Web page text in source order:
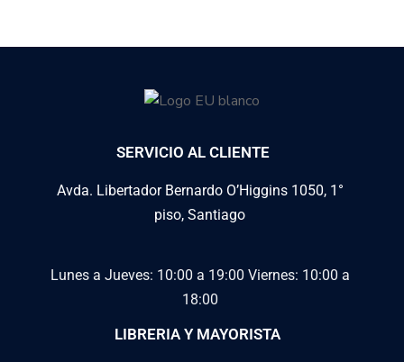
SERVICIO AL CLIENTE
Avda. Libertador Bernardo O’Higgins 1050, 1°
piso, Santiago
Lunes a Jueves: 10:00 a 19:00 Viernes: 10:00 a
18:00
LIBRERIA Y MAYORISTA